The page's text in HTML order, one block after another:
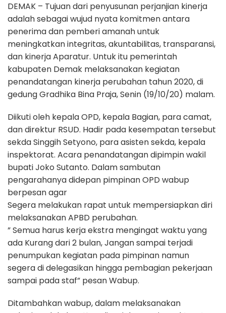
DEMAK – Tujuan dari penyusunan perjanjian kinerja
adalah sebagai wujud nyata komitmen antara
penerima dan pemberi amanah untuk
meningkatkan integritas, akuntabilitas, transparansi,
dan kinerja Aparatur. Untuk itu pemerintah
kabupaten Demak melaksanakan kegiatan
penandatangan kinerja perubahan tahun 2020, di
gedung Gradhika Bina Praja, Senin (19/10/20) malam.
Diikuti oleh kepala OPD, kepala Bagian, para camat,
dan direktur RSUD. Hadir pada kesempatan tersebut
sekda Singgih Setyono, para asisten sekda, kepala
inspektorat. Acara penandatangan dipimpin wakil
bupati Joko Sutanto. Dalam sambutan
pengarahanya didepan pimpinan OPD wabup
berpesan agar
Segera melakukan rapat untuk mempersiapkan diri
melaksanakan APBD perubahan.
” Semua harus kerja ekstra mengingat waktu yang
ada Kurang dari 2 bulan, Jangan sampai terjadi
penumpukan kegiatan pada pimpinan namun
segera di delegasikan hingga pembagian pekerjaan
sampai pada staf” pesan Wabup.
Ditambahkan wabup, dalam melaksanakan